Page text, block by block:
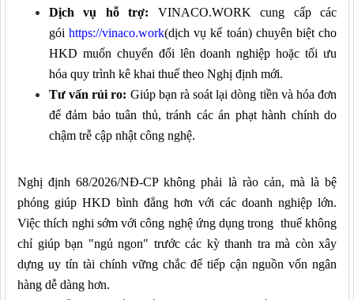
Dịch vụ hỗ trợ: VINACO.WORK cung cấp các
góihttps://vinaco.work(dịch vụ kế toán) chuyên biệt cho
HKD muốn chuyển đổi lên doanh nghiệp hoặc tối ưu
hóa quy trình kê khai thuế theo Nghị định mới.
Tư vấn rủi ro: Giúp bạn rà soát lại dòng tiền và hóa đơn
để đảm bảo tuân thủ, tránh các án phạt hành chính do
chậm trễ cập nhật công nghệ.
Nghị định 68/2026/NĐ-CP không phải là rào cản, mà là bệ
phóng giúp HKD bình đẳng hơn với các doanh nghiệp lớn.
Việc thích nghi sớm với công nghệ ứng dụng trong thuế không
chỉ giúp bạn "ngủ ngon" trước các kỳ thanh tra mà còn xây
dựng uy tín tài chính vững chắc để tiếp cận nguồn vốn ngân
hàng dễ dàng hơn.